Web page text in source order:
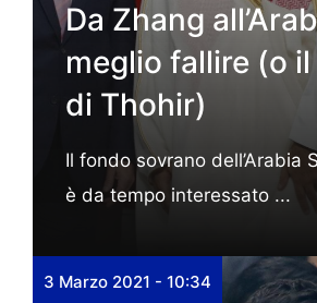
Da Zhang
meglio fallire (o
di Thohir)
Il fondo sovrano dell’Arabia
è da tempo interessato ...
3 Marzo 2021 - 10:34